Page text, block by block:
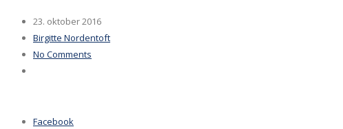
23. oktober 2016
Birgitte Nordentoft
No Comments
Facebook